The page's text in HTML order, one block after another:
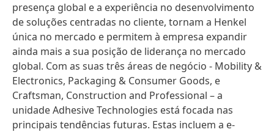
presença global e a experiência no desenvolvimento
de soluções centradas no cliente, tornam a Henkel
única no mercado e permitem à empresa expandir
ainda mais a sua posição de liderança no mercado
global. Com as suas três áreas de negócio - Mobility &
Electronics, Packaging & Consumer Goods, e
Craftsman, Construction and Professional – a
unidade Adhesive Technologies está focada nas
principais tendências futuras. Estas incluem a e-